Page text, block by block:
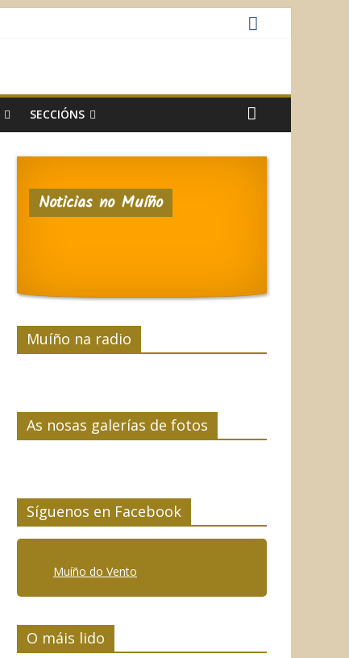
SECCIÓNS
Noticias no Muíño
Muíño na radio
As nosas galerías de fotos
Síguenos en Facebook
Muíño do Vento
O máis lido